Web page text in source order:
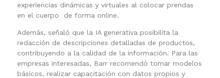
experiencias dinámicas y virtuales al colocar prendas
en el cuerpo de forma online.
Además, señaló que la IA generativa posibilita la
redacción de descripciones detalladas de productos,
contribuyendo a la calidad de la información. Para las
empresas interesadas, Barr recomendó tomar modelos
básicos, realizar capacitación con datos propios y